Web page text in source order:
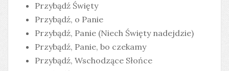
Przybądź Święty
Przybądź, o Panie
Przybądź, Panie (Niech Święty nadejdzie)
Przybądź, Panie, bo czekamy
Przybądź, Wschodzące Słońce